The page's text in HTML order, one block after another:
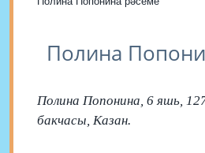
Полина
Полина Попонина, 6 яшь,
бакчасы, Казан.